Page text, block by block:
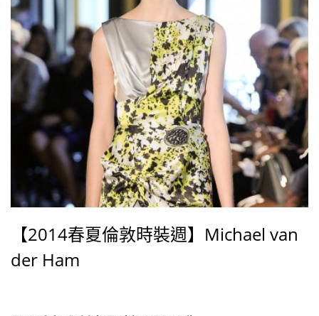
【2014春夏倫敦時裝週】Michael van
der Ham